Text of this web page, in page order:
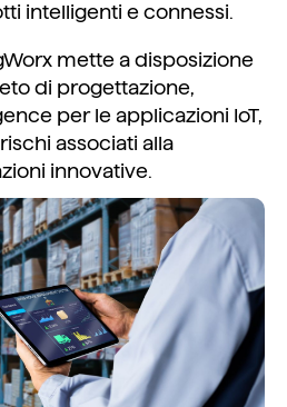
intelligenti e connessi.
mette a disposizione
di progettazione,
per le applicazioni IoT,
associati alla
innovative.